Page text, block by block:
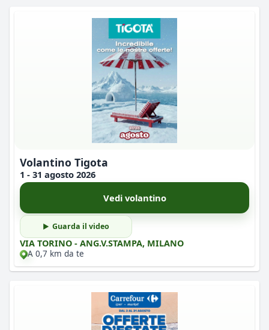
Volantino Tigota
1 - 31 agosto 2026
Vedi volantino
Guarda il video
VIA TORINO - ANG.V.STAMPA, MILANO
A 0,7 km da te